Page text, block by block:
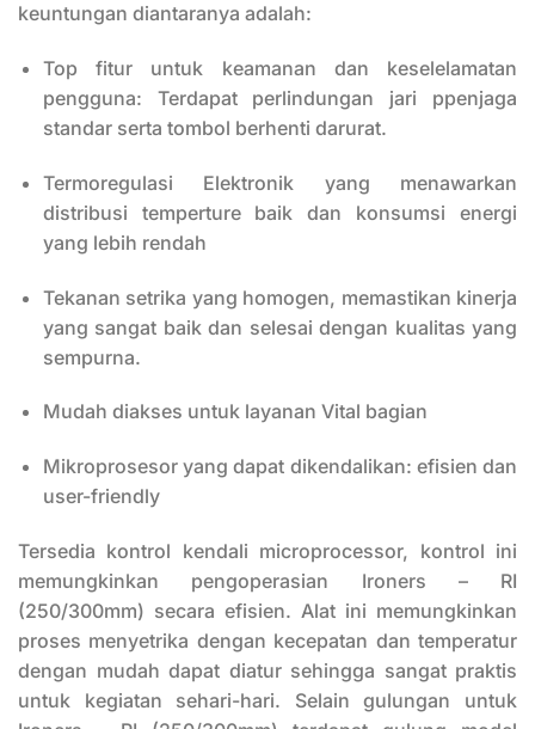
keuntungan diantaranya adalah:
Top fitur untuk keamanan dan keselelamatan
pengguna: Terdapat perlindungan jari ppenjaga
standar serta tombol berhenti darurat.
Termoregulasi Elektronik yang menawarkan
distribusi temperture baik dan konsumsi energi
yang lebih rendah
Tekanan setrika yang homogen, memastikan kinerja
yang sangat baik dan selesai dengan kualitas yang
sempurna.
Mudah diakses untuk layanan Vital bagian
Mikroprosesor yang dapat dikendalikan: efisien dan
user-friendly
Tersedia kontrol kendali microprocessor, kontrol ini
memungkinkan pengoperasian Ironers – RI
(250/300mm) secara efisien. Alat ini memungkinkan
proses menyetrika dengan kecepatan dan temperatur
dengan mudah dapat diatur sehingga sangat praktis
untuk kegiatan sehari-hari. Selain gulungan untuk